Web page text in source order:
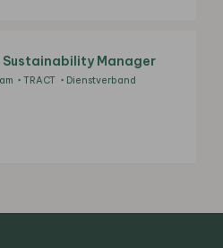
Sustainability Manager
TRACT Dienstverband